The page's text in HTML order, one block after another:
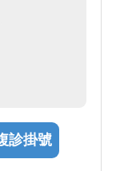
主任及緩
診掛號